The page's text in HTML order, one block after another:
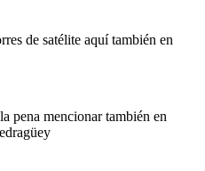
de satélite aquí también en
pena mencionar también en